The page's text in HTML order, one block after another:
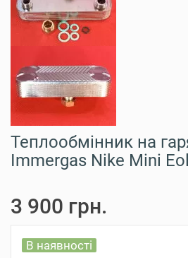
Теплообмінник на
Immergas Nike Mini
3 900 грн.
В наявності